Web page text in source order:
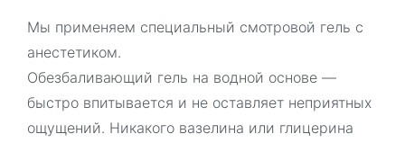
Мы применяем специальный смотровой гель с
анестетиком.
Обезбаливающий гель на водной основе —
быстро впитывается и не оставляет неприятных
ощущений. Никакого вазелина или глицерина